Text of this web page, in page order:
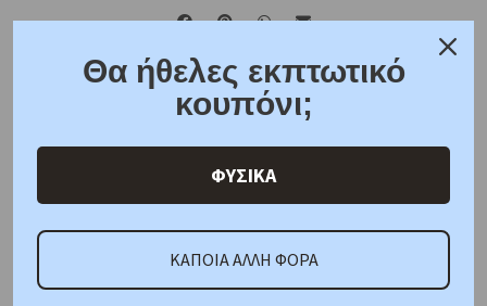
Χαρακτηριστικά Χαρακτηριστικά Ρολογιών
Κωδικός Προμηθευτή:
Θα ήθελες εκπτωτικό
κουπόνι;
ΦΥΣΙΚΑ
ΚΑΠΟΙΑ ΑΛΛΗ ΦΟΡΑ